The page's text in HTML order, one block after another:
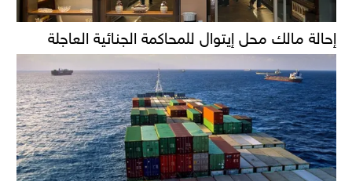
إحالة مالك محل إيتوال للمحاكمة الجنائية العاجلة